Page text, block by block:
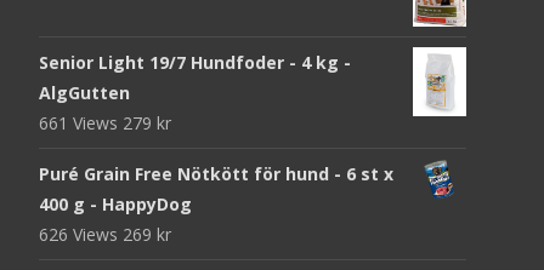
Senior Light 19/7 Hundfoder - 4 kg -
AlgGutten
661 Views 279 kr
Puré Grain Free Nötkött för hund - 6 st x
400 g - HappyDog
626 Views 269 kr